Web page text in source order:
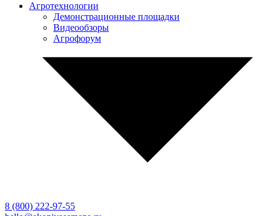
Агротехнологии
Демонстрационные площадки
Видеообзоры
Агрофорум
8 (800) 222-97-55